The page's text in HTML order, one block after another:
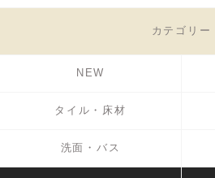
カテゴリー
NEW
タイル・床材
洗面・バス